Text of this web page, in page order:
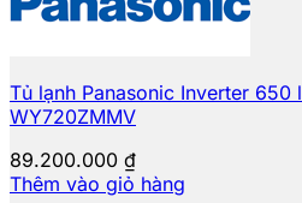
Tủ lạnh Panasonic Inverter 650
WY720ZMMV
89.200.000 ₫
Thêm vào giỏ hàng